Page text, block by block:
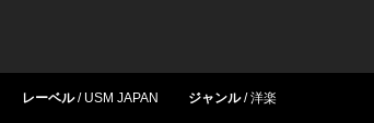
レーベル USM JAPAN ジャンル 洋楽